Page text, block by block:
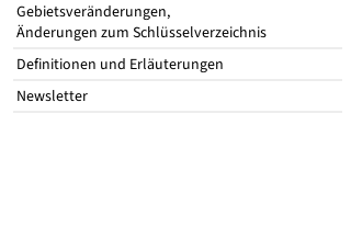
Gebietsveränderungen,
Änderungen zum Schlüsselverzeichnis
Definitionen und Erläuterungen
Newsletter